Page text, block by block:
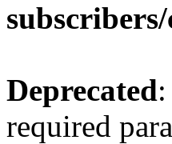
Deprecated
required